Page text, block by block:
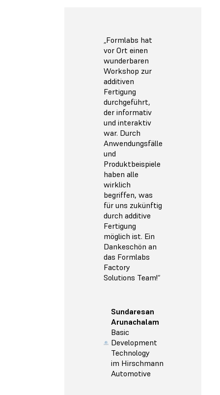
„Formlabs hat
vor Ort einen
wunderbaren
Workshop zur
additiven
Fertigung
durchgeführt,
der informativ
und interaktiv
war. Durch
Anwendungsfälle
und
Produktbeispiele
haben alle
wirklich
begriffen, was
für uns zukünftig
durch additive
Fertigung
möglich ist. Ein
Dankeschön an
das Formlabs
Factory
Solutions Team!“
Sundaresan
Arunachalam
Basic
Development
Technology
im Hirschmann
Automotive